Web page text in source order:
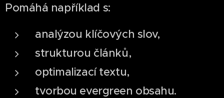
Pomáhá například s:
analýzou klíčových slov,
strukturou článků,
optimalizací textu,
tvorbou evergreen obsahu.